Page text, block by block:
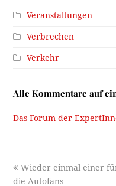
Veranstaltungen
Verbrechen
Verkehr
Alle Kommentare auf
Das Forum der
previous
post:
Wieder einmal einer
die Autofans